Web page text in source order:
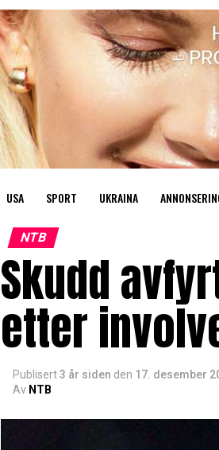
USA SPORT UKRAINA
NTB
Skudd
etter
Publisert3 år siden den 17. desember
Av NTB